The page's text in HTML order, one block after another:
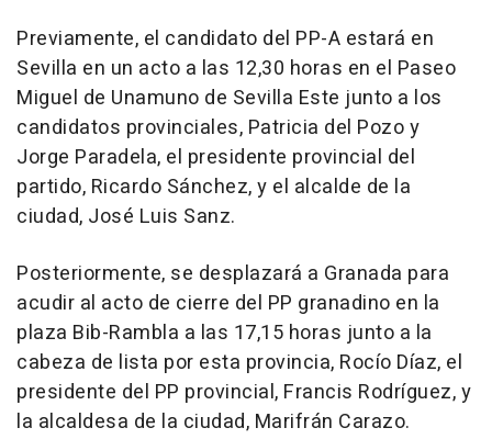
Previamente, el candidato del PP-A estará en
Sevilla en un acto a las 12,30 horas en el Paseo
Miguel de Unamuno de Sevilla Este junto a los
candidatos provinciales, Patricia del Pozo y
Jorge Paradela, el presidente provincial del
partido, Ricardo Sánchez, y el alcalde de la
ciudad, José Luis Sanz.
Posteriormente, se desplazará a Granada para
acudir al acto de cierre del PP granadino en la
plaza Bib-Rambla a las 17,15 horas junto a la
cabeza de lista por esta provincia, Rocío Díaz, el
presidente del PP provincial, Francis Rodríguez, y
la alcaldesa de la ciudad, Marifrán Carazo.